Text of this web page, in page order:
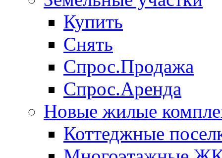
Купить
Снять
Спрос.Продажа
Спрос.Аренда
Новые жилые
Коттеджные